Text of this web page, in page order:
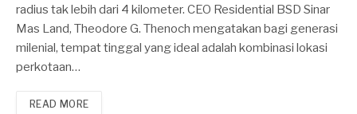
radius tak lebih dari 4 kilometer. CEO Residential BSD Sinar
Mas Land, Theodore G. Thenoch mengatakan bagi generasi
milenial, tempat tinggal yang ideal adalah kombinasi lokasi
perkotaan…
READ MORE